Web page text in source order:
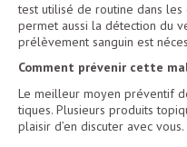
test utilisé de routine dans
permet aussi la détection du
prélèvement sanguin est
Comment prévenir cette
Le meilleur moyen préventif
tiques. Plusieurs produits
plaisir d’en discuter avec vous.